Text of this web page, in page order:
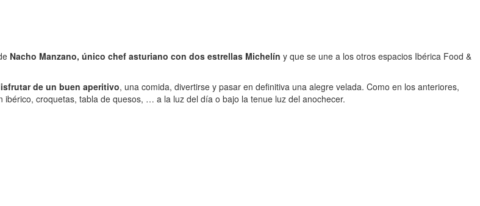
Nacho Manzano, único chef asturiano con dos estrellas Michelín y que se une a los otros espacios Ibérica Food &
de un buen aperitivo, una comida, divertirse y pasar en definitiva una alegre velada. Como en los anteriores,
ibérico, croquetas, tabla de quesos, … a la luz del día o bajo la tenue luz del anochecer.